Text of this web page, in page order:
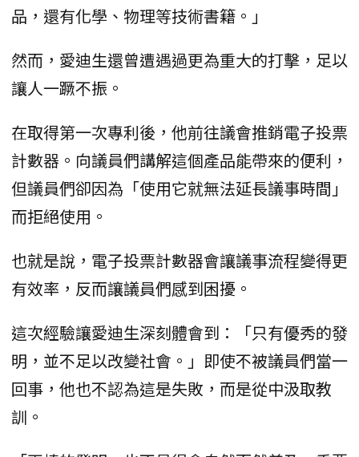
品，還有化學、物理等技術書籍。」
然而，愛迪生還曾遭遇過更為重大的打擊，足以
讓人一蹶不振。
在取得第一次專利後，他前往議會推銷電子投票
計數器。向議員們講解這個產品能帶來的便利，
但議員們卻因為「使用它就無法延長議事時間」
而拒絕使用。
也就是說，電子投票計數器會讓議事流程變得更
有效率，反而讓議員們感到困擾。
這次經驗讓愛迪生深刻體會到：「只有優秀的發
明，並不足以改變社會。」即使不被議員們當一
回事，他也不認為這是失敗，而是從中汲取教
訓。